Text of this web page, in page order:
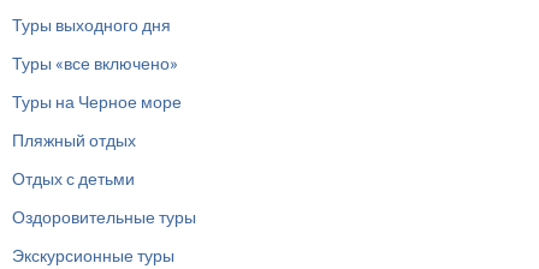
Туры выходного дня
Туры «все включено»
Туры на Черное море
Пляжный отдых
Отдых с детьми
Оздоровительные туры
Экскурсионные туры